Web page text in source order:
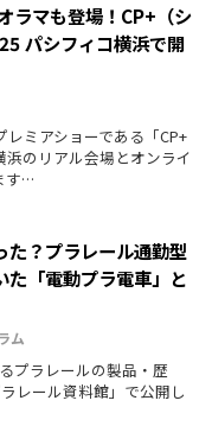
ラマも登場！CP+（シ
パシフィコ横浜で開
ミアショーである「CP+
浜のリアル会場とオンライ
す…
た？プラレール通勤型
た「電動プラ電車」と
ム
プラレールの製品・歴
レール資料館」で公開し